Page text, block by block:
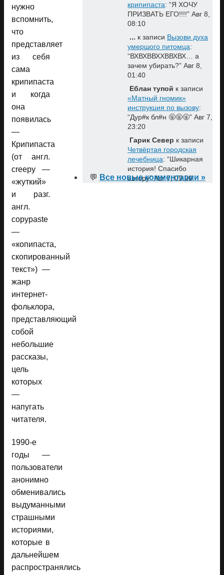
нужно
вспомнить,
что
представляет
из себя
сама
крипипаста
и когда
она
появилась
—
Крипипаста
(от англ.
creepy —
«жуткий»
и разг.
англ.
copypaste
—
«копипаста,
скопированный
текст») —
жанр
интернет-
фольклора,
представляющий
собой
небольшие
рассказы,
цель
которых
—
напугать
читателя.
1990-е
годы —
пользователи
анонимно
обменивались
выдуманными
страшными
историями,
которые в
дальнейшем
распространялись
крипипаста: “Я ХОЧУ
ПРИЗВАТЬ ЕГО!!!!” Авг 8,
08:10
... к записи Вызови духа
умершого питомца:
“ВХВХВВХХВВХВХ… а
зачем убирать?” Авг 8,
01:40
Еблан тупой к записи
«Матный гномик»
инструкция по вызову:
“Дур#к бл#н 🤬🤬🤬” Авг 7,
23:20
Гарик Север к записи
Четвёртая городская
лечебница: “Шикарная
история! Спасибо
автору”Авг 7, 09:20
💬 Все новые комментарии »